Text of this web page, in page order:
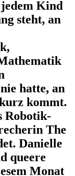
Kind
steht, an
hatte, an
kommt.
Robotik-
The
Danielle
queere
Monat